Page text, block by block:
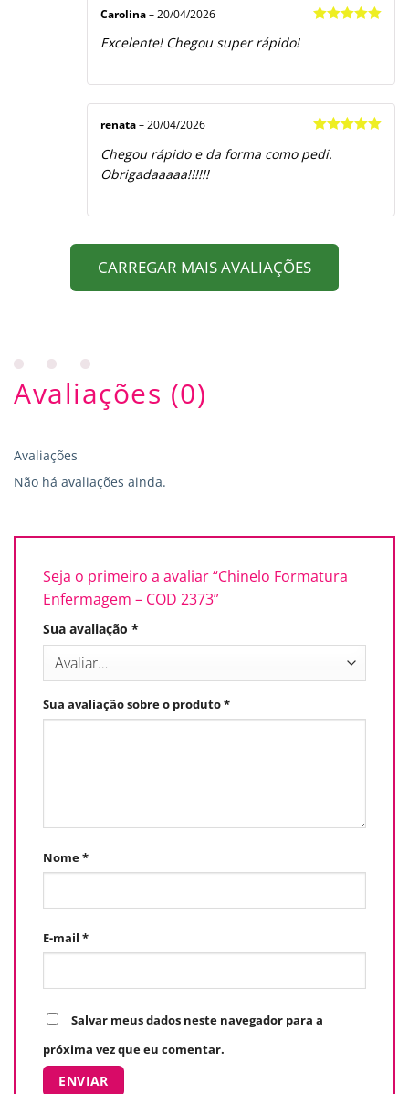
Carolina – 20/04/2026
Excelente! Chegou super rápido!
de 5
renata – 20/04/2026
Chegou rápido e da forma como pedi.
Obrigadaaaaa!!!!!!
CARREGAR MAIS AVALIAÇÕES
Avaliações (0)
Avaliações
Não há avaliações ainda.
Seja o primeiro a avaliar “Chinelo Formatura
Enfermagem – COD 2373”
Sua avaliação *
Sua avaliação sobre o produto*
Nome*
E-mail *
Salvar meus dados neste navegador para a
próxima vez que eu comentar.